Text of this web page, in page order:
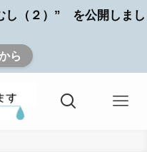
し（２）” を公開しまし
ら